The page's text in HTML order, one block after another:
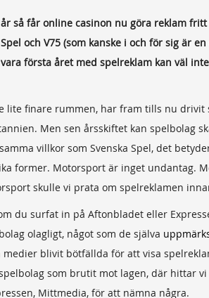
så får online casinon nu göra reklam
och V75 (som kanske i och för sig är en
första året med spelreklam kan väl
lite finare rummen, har fram tills nu drivit
Men sen årsskiftet kan spelbolag
villkor som Svenska Spel, det
former. Motorsport är inget undantag.
skulle vi prata om spelreklamen
du surfat in på Aftonbladet eller
olagligt, något som de själva
blivit bötfällda för att visa
som brutit mot lagen, där hittar
Mittmedia, för att nämna några.